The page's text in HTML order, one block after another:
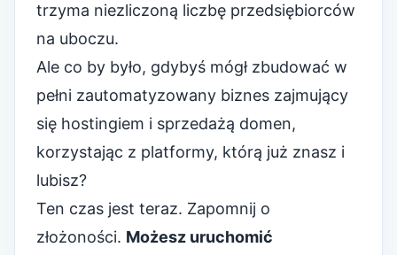
trzyma niezliczoną liczbę przedsiębiorców
na uboczu.
Ale co by było, gdybyś mógł zbudować w
pełni zautomatyzowany biznes zajmujący
się hostingiem i sprzedażą domen,
korzystając z platformy, którą już znasz i
lubisz?
Ten czas jest teraz. Zapomnij o
złożoności. Możesz uruchomić